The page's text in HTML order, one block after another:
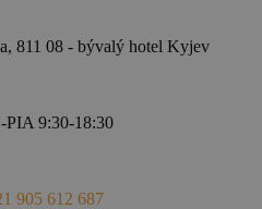
811 08 - bývalý hotel Kyjev
PIA 9:30-18:30
905 612 687